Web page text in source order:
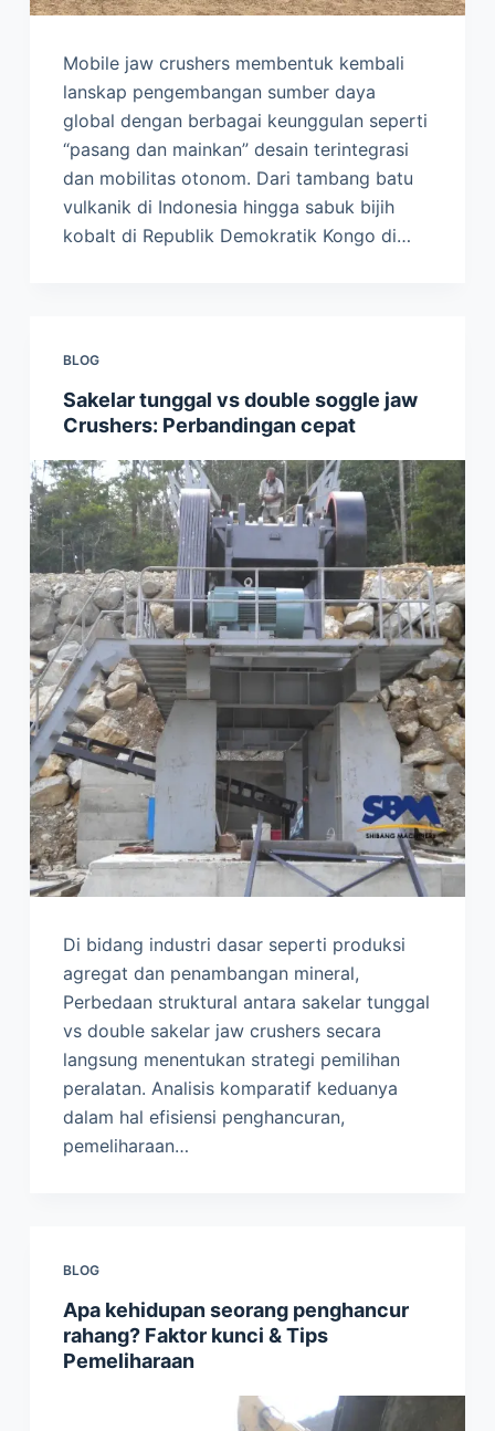
Mobile jaw crushers membentuk kembali
lanskap pengembangan sumber daya
global dengan berbagai keunggulan seperti
“pasang dan mainkan” desain terintegrasi
dan mobilitas otonom. Dari tambang batu
vulkanik di Indonesia hingga sabuk bijih
kobalt di Republik Demokratik Kongo di…
BLOG
Sakelar tunggal vs double soggle jaw
Crushers: Perbandingan cepat
Di bidang industri dasar seperti produksi
agregat dan penambangan mineral,
Perbedaan struktural antara sakelar tunggal
vs double sakelar jaw crushers secara
langsung menentukan strategi pemilihan
peralatan. Analisis komparatif keduanya
dalam hal efisiensi penghancuran,
pemeliharaan…
BLOG
Apa kehidupan seorang penghancur
rahang? Faktor kunci & Tips
Pemeliharaan